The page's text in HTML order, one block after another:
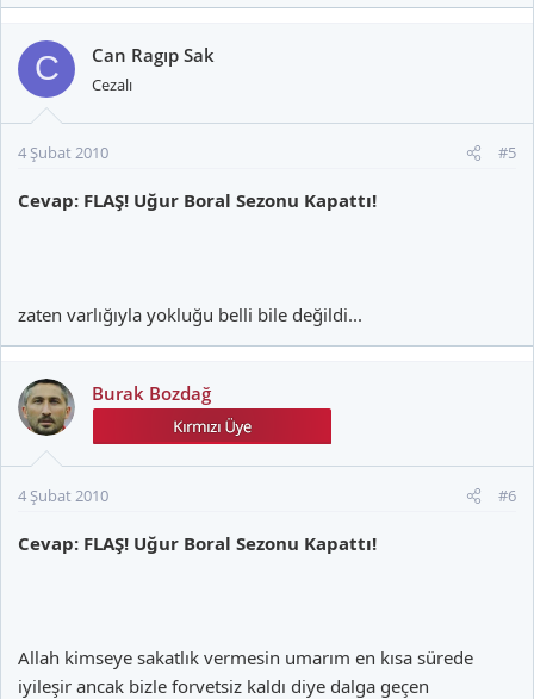
C Can Ragıp Sak
Cezalı
4 Şubat 2010 #5
Cevap: FLAŞ! Uğur Boral Sezonu Kapattı!
zaten varlığıyla yokluğu belli bile değildi...
Burak Bozdağ
4 Şubat 2010 #6
Cevap: FLAŞ! Uğur Boral Sezonu Kapattı!
Allah kimseye sakatlık vermesin umarım en kısa sürede
iyileşir ancak bizle forvetsiz kaldı diye dalga geçen